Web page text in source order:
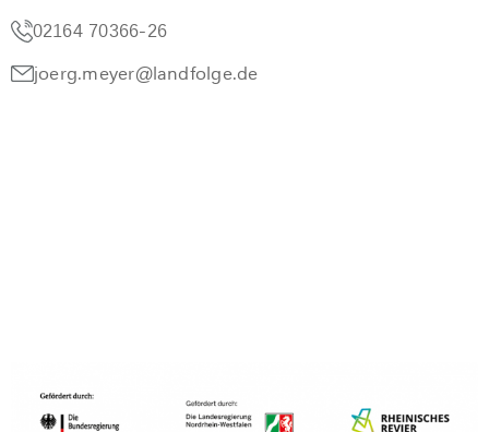
02164 70366-26
joerg.meyer@landfolge.de